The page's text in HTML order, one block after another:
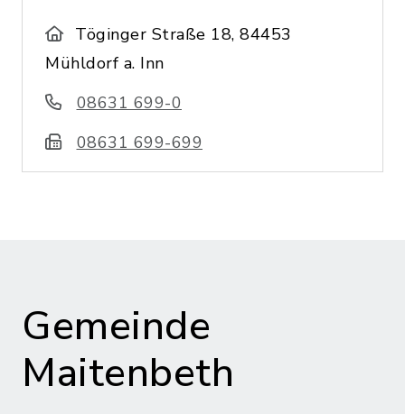
Töginger Straße 18, 84453
Mühldorf a. Inn
08631 699-0
08631 699-699
Gemeinde
Maitenbeth